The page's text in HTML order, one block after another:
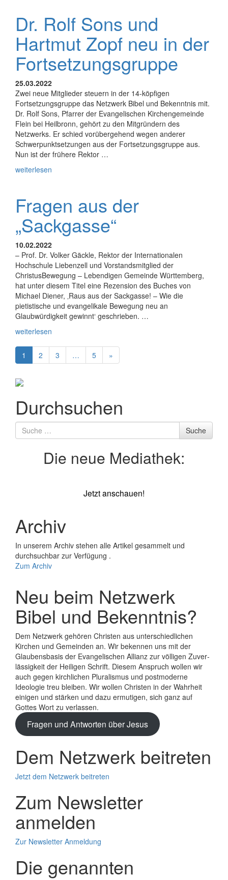
Dr. Rolf Sons und
Hartmut Zopf neu in der
Fortsetzungsgruppe
25.03.2022
Zwei neue Mitglieder steuern in der 14-köpfigen
Fortsetzungsgruppe das Netzwerk Bibel und Bekenntnis mit.
Dr. Rolf Sons, Pfarrer der Evangelischen Kirchengemeinde
Flein bei Heilbronn, gehört zu den Mitgründern des
Netzwerks. Er schied vorübergehend wegen anderer
Schwerpunktsetzungen aus der Fortsetzungsgruppe aus.
Nun ist der frühere Rektor …
weiterlesen
Fragen aus der
„Sackgasse“
10.02.2022
– Prof. Dr. Volker Gäckle, Rektor der Internationalen
Hochschule Liebenzell und Vorstandsmitglied der
ChristusBewegung – Lebendigen Gemeinde Württemberg,
hat unter diesem Titel eine Rezension des Buches von
Michael Diener, ‚Raus aus der Sackgasse! – Wie die
pietistische und evangelikale Bewegung neu an
Glaubwürdigkeit gewinnt‘ geschrieben. …
weiterlesen
1 2 3 … 5 »
Durchsuchen
Suche
nach
Suche
Die neue Mediathek:
Jetzt anschauen!
Archiv
In unserem Archiv stehen alle Artikel gesammelt und
durchsuchbar zur Verfügung .
Zum Archiv
Neu beim Netzwerk
Bibel und Bekenntnis?
Dem Netzwerk gehören Christen aus unterschiedlichen
Kirchen und Gemeinden an. Wir bekennen uns mit der
Glaubens­basis der Evange­lischen Allianz zur völligen Zuver­
lässigkeit der Heiligen Schrift. Diesem Anspruch wollen wir
auch gegen kirchlichen Plura­lismus und post­moderne
Ideologie treu bleiben. Wir wollen Christen in der Wahrheit
einigen und stärken und dazu ermutigen, sich ganz auf
Gottes Wort zu verlassen.
Fragen und Antworten über Jesus
Dem Netzwerk beitreten
Jetzt dem Netzwerk beitreten
Zum Newsletter
anmelden
Zur Newsletter Anmeldung
Die genannten